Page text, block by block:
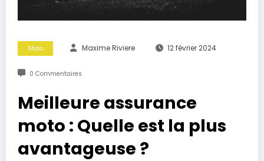
Moto Maxime Riviere 12 février 2024
0 Commentaires
Meilleure assurance
moto : Quelle est la plus
avantageuse ?